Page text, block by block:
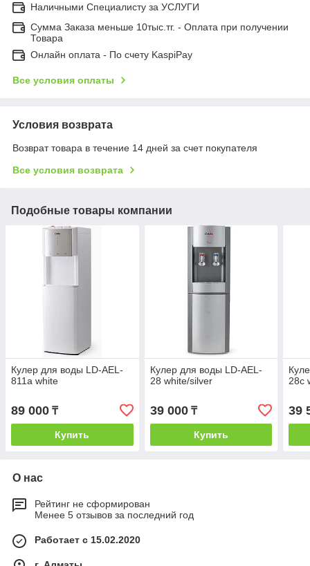
Наличными Специалисту за УСЛУГИ
Сумма Заказа меньше 10тыс.тг. - Оплата при получении
Товара
Онлайн оплата - По счету KaspiPay
Все условия оплаты
Условия возврата
Возврат товара в течение 14 дней за счет покупателя
Все условия возврата
Подобные товары компании
Кулер для воды LD-AEL-
811a white
89 000 ₸
Купить
Кулер для воды LD-AEL-
28 white/silver
39 000₸
Купить
28c
39
О нас
Рейтинг не сформирован
Менее 5 отзывов за последний год
Работает с 15.02.2020